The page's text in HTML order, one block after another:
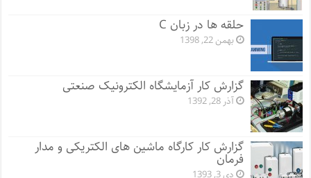
حلقه ها در زبان C
بهمن 22, 1398
گزارش کار آزمایشگاه الکترونیک صنعتی
آذر 28, 1392
گزارش کار کارگاه ماشین های الکتریکی و مدار
فرمان